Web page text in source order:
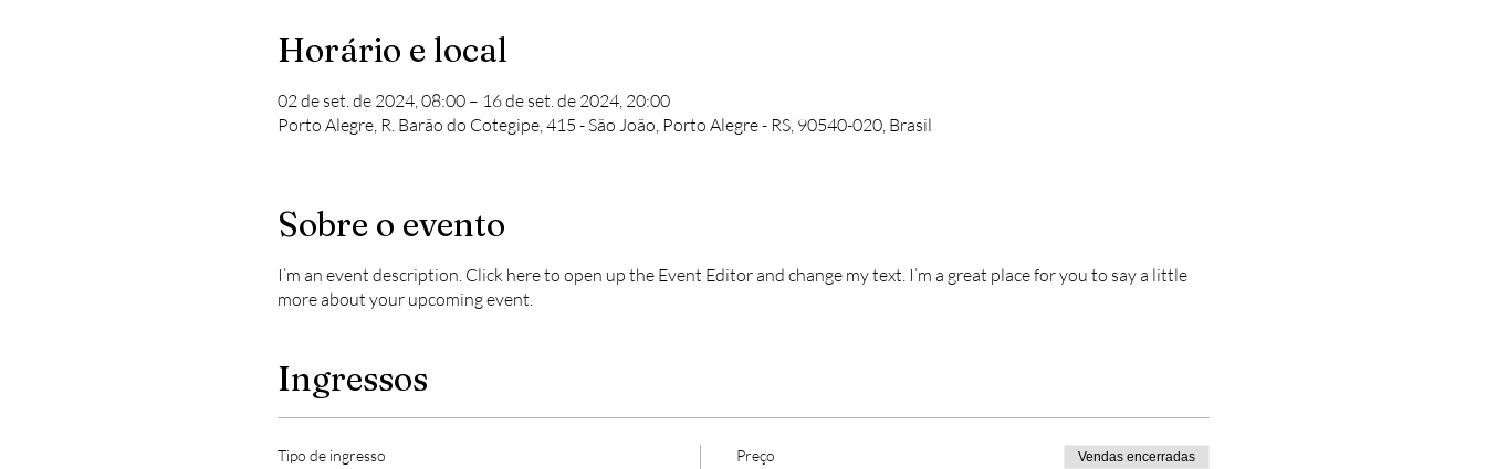
Horário e local
02 de set. de 2024, 08:00 – 16 de set. de 2024, 20:00
Porto Alegre, R. Barão do Cotegipe, 415 - São João, Porto Alegre - RS, 90540-020, Brasil
Sobre o evento
I’m an event description. Click here to open up the Event Editor and change my text. I’m a great place for you to say a little
more about your upcoming event.
Ingressos
Tipo de ingresso Preço Vendas encerradas